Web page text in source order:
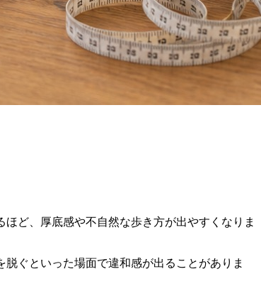
ど、厚底感や不自然な歩き方が出やすくなりま
ぐといった場面で違和感が出ることがありま